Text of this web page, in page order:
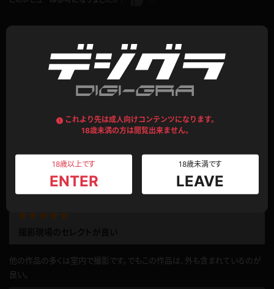
これより先は成人向けコンテンツになります。
18歳未満の方は閲覧出来ません。
18歳以上です
ENTER
18歳未満です
LEAVE
純白のドレス
ウエディングドレスがよく似合うそしてアイドル顔負けのほど圧倒的に可愛さ
投稿者：シンイズモ
このレビューは参考になりましたか？
他の作品の多くは室内で撮影です。でもこの作品は、外も含まれているのが
良い。